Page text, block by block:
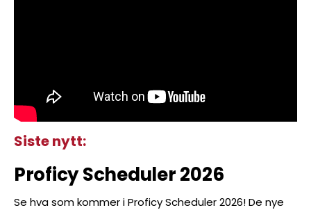
Siste nytt:
Proficy Scheduler 2026
Se hva som kommer i Proficy Scheduler 2026! De nye